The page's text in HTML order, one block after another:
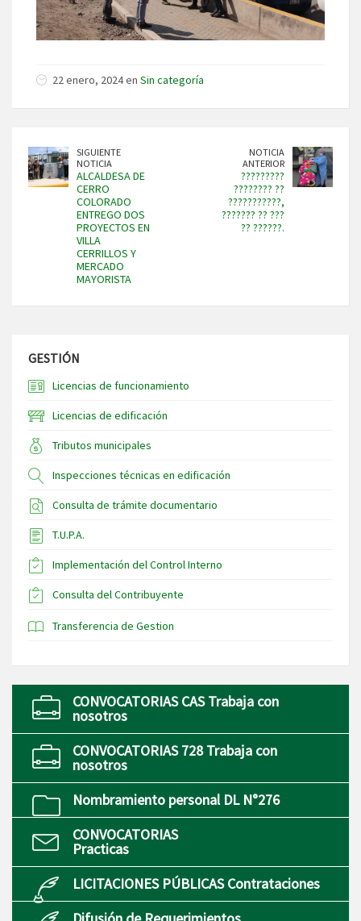
22 enero, 2024 en Sin categoría
SIGUIENTE
NOTICIA
ALCALDESA DE
CERRO
COLORADO
ENTREGO DOS
PROYECTOS EN
VILLA
CERRILLOS Y
MERCADO
MAYORISTA
NOTICIA
ANTERIOR
?????????
???????? ??
???????????,
??????? ?? ???
?? ??????.
GESTIÓN
Licencias de funcionamiento
Licencias de edificación
Tributos municipales
Inspecciones técnicas en edificación
Consulta de trámite documentario
T.U.P.A.
Implementación del Control Interno
Consulta del Contribuyente
Transferencia de Gestion
CONVOCATORIAS CAS Trabaja con
nosotros
CONVOCATORIAS 728 Trabaja con
nosotros
Nombramiento personal DL N°276
CONVOCATORIAS
Practicas
LICITACIONES PÚBLICAS Contrataciones